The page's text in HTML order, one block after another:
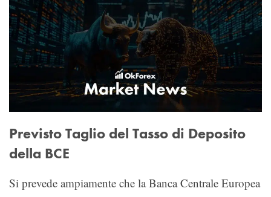
Previsto Taglio del Tasso di Deposito
della BCE
Si prevede ampiamente che la Banca Centrale Europea